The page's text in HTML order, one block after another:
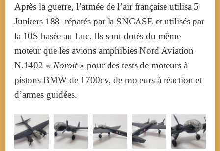
Après la guerre, l’armée de l’air française utilisa 5
Junkers 188 réparés par la SNCASE et utilisés par
la 10S basée au Luc. Ils sont dotés du même
moteur que les avions amphibies Nord Aviation
N.1402 « Noroit» pour des tests de moteurs à
pistons BMW de 1700cv, de moteurs à réaction et
d’armes guidées.